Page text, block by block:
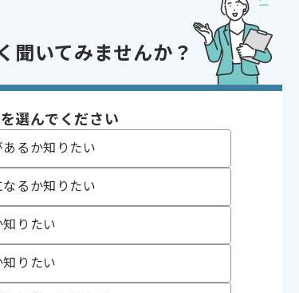
, 40代活躍中 , 外国語を活かす , 長期プロジェクト , BtoB
聞いてみませんか？
選んでください
るか知りたい
るか知りたい
りたい
りたい